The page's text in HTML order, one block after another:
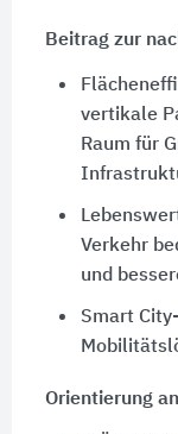
Beitrag zur
vertikale
Raum für
Verkehr
und
Smart
Orientierung